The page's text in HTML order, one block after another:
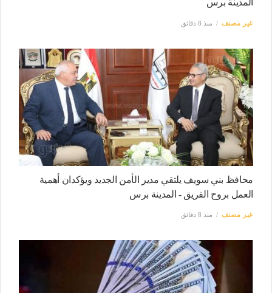
المدينة برس
غير مصنف منذ 8 دقائق
محافظ بني سويف يلتقي مدير الأمن الجديد ويؤكدان أهمية
العمل بروح الفريق - المدينة برس
غير مصنف منذ 8 دقائق